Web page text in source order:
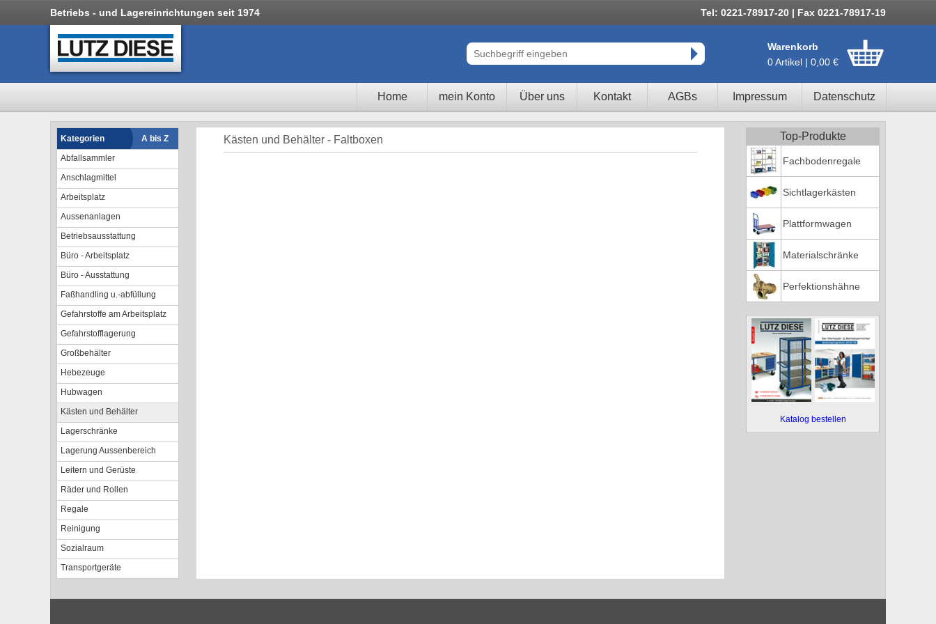
Betriebs - und Lagereinrichtungen seit 1974 Tel: 0221-78917-20 | Fax 0221-78917-19
Warenkorb
0 Artikel | 0,00 €
Home mein Konto Über uns Kontakt AGBs Impressum Datenschutz
Kategorien
A bis Z
Abfallsammler
Anschlagmittel
Arbeitsplatz
Aussenanlagen
Betriebsausstattung
Büro - Arbeitsplatz
Büro - Ausstattung
Faßhandling u.-abfüllung
Gefahrstoffe am Arbeitsplatz
Gefahrstofflagerung
Großbehälter
Hebezeuge
Hubwagen
Kästen und Behälter
Lagerschränke
Lagerung Aussenbereich
Leitern und Gerüste
Räder und Rollen
Regale
Reinigung
Sozialraum
Transportgeräte
Kästen und Behälter - Faltboxen Top-Produkte
Fachbodenregale
Sichtlagerkästen
Plattformwagen
Materialschränke
Perfektionshähne
Katalog bestellen